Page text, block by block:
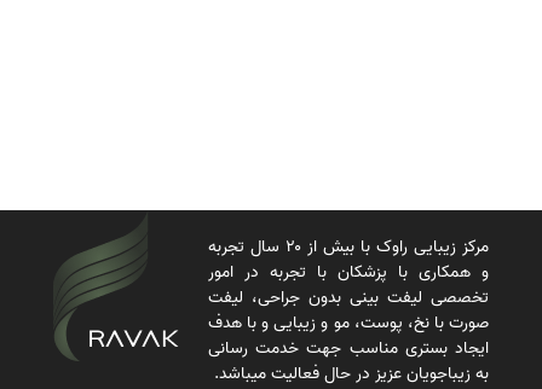
مرکز زیبایی راوک با بیش از ۲۰ سال تجربه
و همکاری با پزشکان با تجربه در امور
تخصصی لیفت بینی بدون جراحی، لیفت
صورت با نخ، پوست، مو و زیبایی و با هدف
ایجاد بستری مناسب جهت خدمت رسانی
به زیباجویان عزیز در حال فعالیت میباشد.